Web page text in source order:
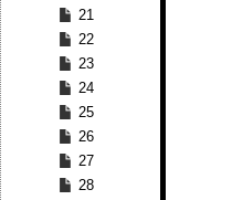
21
22
23
24
25
26
27
28